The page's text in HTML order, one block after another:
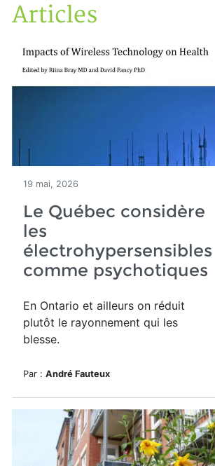
Accueil
Articles
Articles
19 mai, 2026
Le Québec considère
les
électrohypersensibles
comme psychotiques
En Ontario et ailleurs on réduit
plutôt le rayonnement qui les
blesse.
Par : André Fauteux